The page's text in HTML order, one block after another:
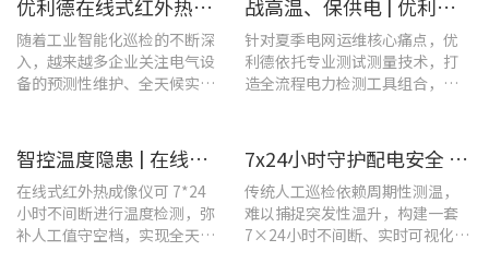
优利德在线式红外热成像仪在配电柜运维中的实测应用(系列篇)
随着工业智能化巡检的不断深
入，越来越多企业关注电气设
备的预测性维护、全天候实时
战高温、保供电 | 优利德全系列电力运维检测工具，助力夏季电网运维更高效
针对夏季电网运维核心痛点，优
利德依托专业测试测量技术，打
造全流程电力检测工具组合，覆
智控温度隐患 | 在线式红外热成像仪在UPS电源柜老化监测中的应用
在线式红外热成像仪可 7*24
小时不间断进行温度检测，弥
补人工值守空档，实现全天候
7x24小时守护配电安全 | 优利德在线式热成像方案在配电系统中的应用实践
传统人工巡检依赖周期性测温，
难以捕捉突发性温升，构建一套
7×24小时不间断、实时可视化的